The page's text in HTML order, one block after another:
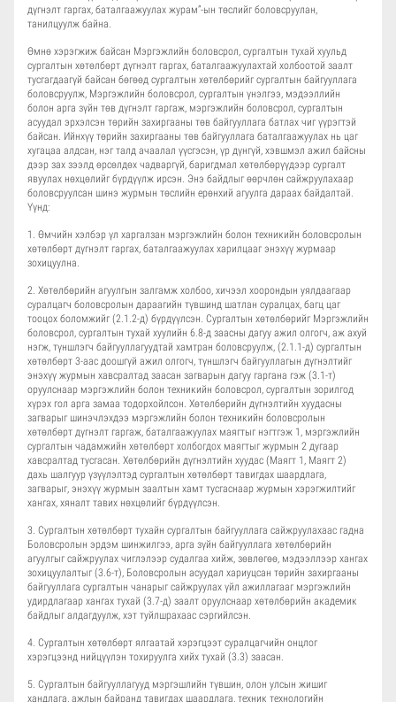
дүгнэлт гаргах, баталгаажуулах журам”-ын төслийг боловсруулан,
танилцуулж байна.
Өмнө хэрэгжиж байсан Мэргэжлийн боловсрол, сургалтын тухай хуульд
сургалтын хөтөлбөрт дүгнэлт гаргах, баталгаажуулахтай холбоотой заалт
тусгагдаагүй байсан бөгөөд сургалтын хөтөлбөрийг сургалтын байгууллага
боловсруулж, Мэргэжлийн боловсрол, сургалтын үнэлгээ, мэдээллийн
болон арга зүйн төв дүгнэлт гаргаж, мэргэжлийн боловсрол, сургалтын
асуудал эрхэлсэн төрийн захиргааны төв байгууллага батлах чиг үүрэгтэй
байсан. Ийнхүү төрийн захиргааны төв байгууллага баталгаажуулах нь цаг
хугацаа алдсан, нэг талд ачаалал үүсгэсэн, үр дүнгүй, хэвшмэл ажил байсны
дээр зах зээлд өрсөлдөх чадваргүй, баригдмал хөтөлбөрүүдээр сургалт
явуулах нөхцөлийг бүрдүүлж ирсэн. Энэ байдлыг өөрчлөн сайжруулахаар
боловсруулсан шинэ журмын төслийн ерөнхий агуулга дараах байдалтай.
Үүнд:
1. Өмчийн хэлбэр үл харгалзан мэргэжлийн болон техникийн боловсролын
хөтөлбөрт дүгнэлт гаргах, баталгаажуулах харилцааг энэхүү журмаар
зохицуулна.
2. Хөтөлбөрийн агуулгын залгамж холбоо, хичээл хоорондын уялдаагаар
суралцагч боловсролын дараагийн түвшинд шатлан суралцах, багц цаг
тооцох боломжийг (2.1.2-д) бүрдүүлсэн. Сургалтын хөтөлбөрийг Мэргэжлийн
боловсрол, сургалтын тухай хуулийн 6.8-д заасны дагуу ажил олгогч, аж ахуй
нэгж, түншлэгч байгууллагуудтай хамтран боловсруулж, (2.1.1-д) сургалтын
хөтөлбөрт 3-аас доошгүй ажил олгогч, түншлэгч байгууллагын дүгнэлтийг
энэхүү журмын хавсралтад заасан загварын дагуу гаргана гэж (3.1-т)
оруулснаар мэргэжлийн болон техникийн боловсрол, сургалтын зорилгод
хүрэх гол арга замаа тодорхойлсон. Хөтөлбөрийн дүгнэлтийн хуудасны
загварыг шинэчлэхдээ мэргэжлийн болон техникийн боловсролын
хөтөлбөрт дүгнэлт гаргаж, баталгаажуулах маягтыг нэгтгэж 1, мэргэжлийн
сургалтын чадамжийн хөтөлбөрт холбогдох маягтыг журмын 2 дугаар
хавсралтад тусгасан. Хөтөлбөрийн дүгнэлтийн хуудас (Маягт 1, Маягт 2)
дахь шалгуур үзүүлэлтэд сургалтын хөтөлбөрт тавигдах шаардлага,
загварыг, энэхүү журмын заалтын хамт тусгаснаар журмын хэрэгжилтийг
хангах, хяналт тавих нөхцөлийг бүрдүүлсэн.
3. Сургалтын хөтөлбөрт тухайн сургалтын байгууллага сайжруулахаас гадна
Боловсролын эрдэм шинжилгээ, арга зүйн байгууллага хөтөлбөрийн
агуулгыг сайжруулах чиглэлээр судалгаа хийж, зөвлөгөө, мэдээллээр хангах
зохицуулалтыг (3.6-т), Боловсролын асуудал хариуцсан төрийн захиргааны
байгууллага сургалтын чанарыг сайжруулах үйл ажиллагааг мэргэжлийн
удирдлагаар хангах тухай (3.7-д) заалт оруулснаар хөтөлбөрийн академик
байдлыг алдагдуулж, хэт туйлшрахаас сэргийлсэн.
4. Сургалтын хөтөлбөрт ялгаатай хэрэгцээт суралцагчийн онцлог
хэрэгцээнд нийцүүлэн тохируулга хийх тухай (3.3) заасан.
5. Сургалтын байгууллагууд мэргэшлийн түвшин, олон улсын жишиг
хандлага, ажлын байранд тавигдах шаардлага, техник технологийн